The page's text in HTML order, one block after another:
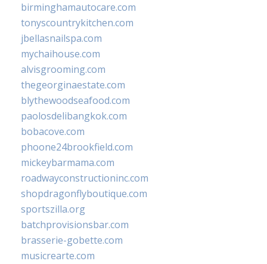
birminghamautocare.com
tonyscountrykitchen.com
jbellasnailspa.com
mychaihouse.com
alvisgrooming.com
thegeorginaestate.com
blythewoodseafood.com
paolosdelibangkok.com
bobacove.com
phoone24brookfield.com
mickeybarmama.com
roadwayconstructioninc.com
shopdragonflyboutique.com
sportszilla.org
batchprovisionsbar.com
brasserie-gobette.com
musicrearte.com